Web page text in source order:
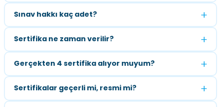
Sınav hakkı kaç adet?
Sertifika ne zaman verilir?
Gerçekten 4 sertifika alıyor muyum?
Sertifikalar geçerli mi, resmi mi?